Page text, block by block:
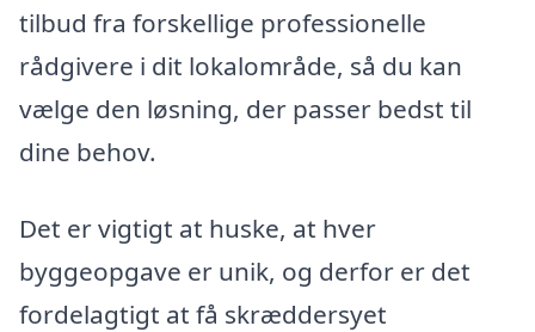
tilbud fra forskellige professionelle
rådgivere i dit lokalområde, så du kan
vælge den løsning, der passer bedst til
dine behov.
Det er vigtigt at huske, at hver
byggeopgave er unik, og derfor er det
fordelagtigt at få skræddersyet